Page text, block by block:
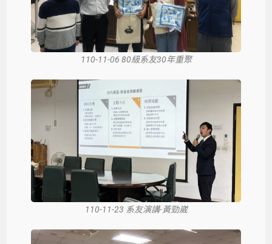
110-11-06 80級系友30年重聚
110-11-23 系友演講-黃勁崴